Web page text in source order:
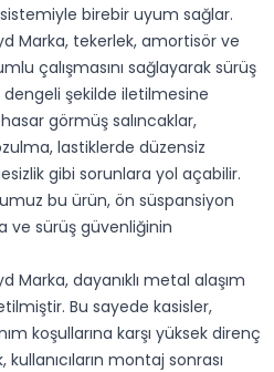
birebir uyum sağlar.
Marka, tekerlek, amortisör ve
çalışmasını sağlayarak sürüş
şekilde iletilmesine
hasar görmüş salıncaklar,
lastiklerde düzensiz
gibi sorunlara yol açabilir.
bu ürün, ön süspansiyon
ve sürüş güvenliğinin
Marka, dayanıklı metal alaşım
Bu sayede kasisler,
koşullarına karşı yüksek direnç
montaj sonrası